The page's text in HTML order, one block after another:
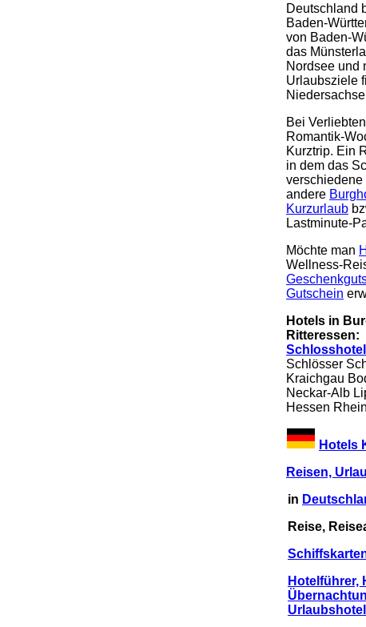
Deutschland
Baden-
von Baden-
das
Nordsee und
Urlaubsziele
Bei
Romantik-
Kurztrip. Ein
in dem das
verschiedene
andere
Kurzurlaub
Lastminute-
Möchte man
Wellness-
Gutschein
Hotels in
Ritteressen:
Schlösser
Kraichgau
Neckar-Alb
Hessen
Hotels
Reisen,
in
Reise,
Hotelführer,